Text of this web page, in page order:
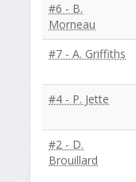
#6 - B.
Morneau
#7 - A. Griffiths
#4 - P. Jette
#2 - D.
Brouillard